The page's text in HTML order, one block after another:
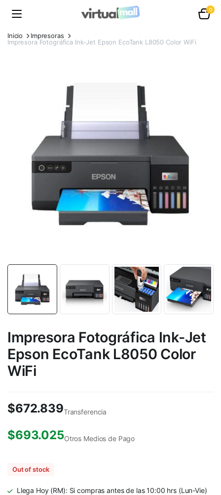
0
Inicio
Impresoras
Impresora Fotográfica Ink-Jet Epson EcoTank L8050 Color WiFi
Impresora Fotográfica Ink-Jet
Epson EcoTank L8050 Color
WiFi
$672.839Transferencia
$693.025Otros Medios de Pago
Out of stock
Llega Hoy (RM): Si compras antes de las 10:00 hrs (Lun-Vie)